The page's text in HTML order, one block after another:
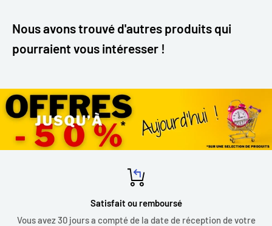
Nous avons trouvé d'autres produits qui
pourraient vous intéresser !
Satisfait ou remboursé
Vous avez 30 jours a compté de la date de réception de votre